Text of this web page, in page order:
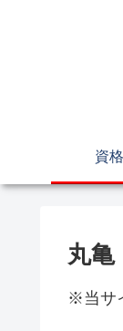
資
丸
※当サ